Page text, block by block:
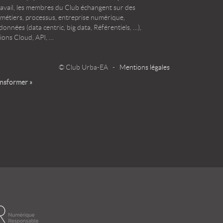
les membres du Club échangent sur des
processus, entreprise numérique,
(data centric, big data, Référentiels, …),
Cloud, API, …
© Club Urba-EA - Mentions légales
»